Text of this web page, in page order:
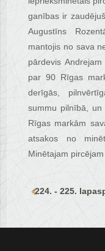
ganības ir
Augustīns
mantojis no sava
pārdevis
par 90 Rīgas
derīgās,
summu pilnībā,
Rīgas markām
atsakos no
Minētajam pircējam
224. - 225.